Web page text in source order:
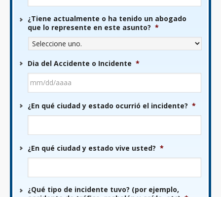
¿Tiene actualmente o ha tenido un abogado
que lo represente en este asunto? *
Dia del Accidente o Incidente *
barra
DD
¿En qué ciudad y estado ocurrió el incidente? *
¿En qué ciudad y estado vive usted? *
¿Qué tipo de incidente tuvo? (por ejemplo,